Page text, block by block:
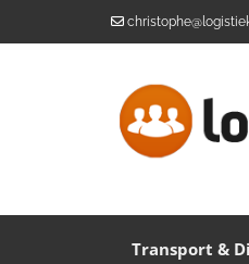
Transport &